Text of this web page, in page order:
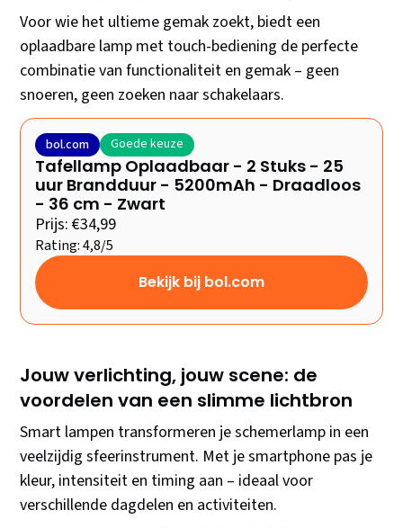
Voor wie het ultieme gemak zoekt, biedt een
oplaadbare lamp met touch-bediening de perfecte
combinatie van functionaliteit en gemak – geen
snoeren, geen zoeken naar schakelaars.
bol.com Goede keuze
Tafellamp Oplaadbaar - 2 Stuks - 25
uur Brandduur - 5200mAh - Draadloos
- 36 cm - Zwart
Prijs: €34,99
Rating: 4,8/5
Bekijk bij bol.com
Jouw verlichting, jouw scene: de
voordelen van een slimme lichtbron
Smart lampen transformeren je schemerlamp in een
veelzijdig sfeerinstrument. Met je smartphone pas je
kleur, intensiteit en timing aan – ideaal voor
verschillende dagdelen en activiteiten.